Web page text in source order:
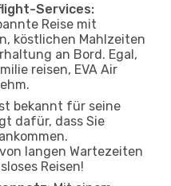
Services:
Reise mit
köstlichen Mahlzeiten
an Bord. Egal,
reisen, EVA Air
bekannt für seine
dafür, dass Sie
langen Wartezeiten
Reisen!